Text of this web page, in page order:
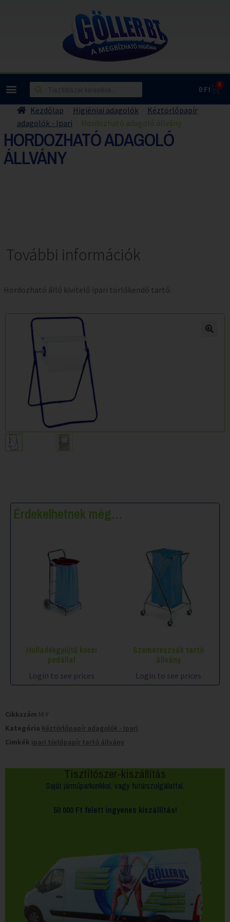
0Ft 0
Kezdőlap Higiéniai adagolók
Kéztörlőpapír
adagolók - Ipari
Hordozható adagoló állvány
HORDOZHATÓ ADAGOLÓ
ÁLLVÁNY
További információk
Hordozható álló kivitelő ipari törlőkendő tartó.
Érdekelhetnek még…
Hulladékgyűjtő kocsi
pedállal
Login to see prices
Szemeteszsák tartó
állvány
Login to see prices
Cikkszám M-Y
Kategória Kéztörlőpapír adagolók - Ipari
Cimkék ipari törlőpapír tartó állvány
Tisztítószer-kiszállítás
Saját járműparkunkkal, vagy futárszolgálattal.
50 000 Ft felett ingyenes kiszállítás!